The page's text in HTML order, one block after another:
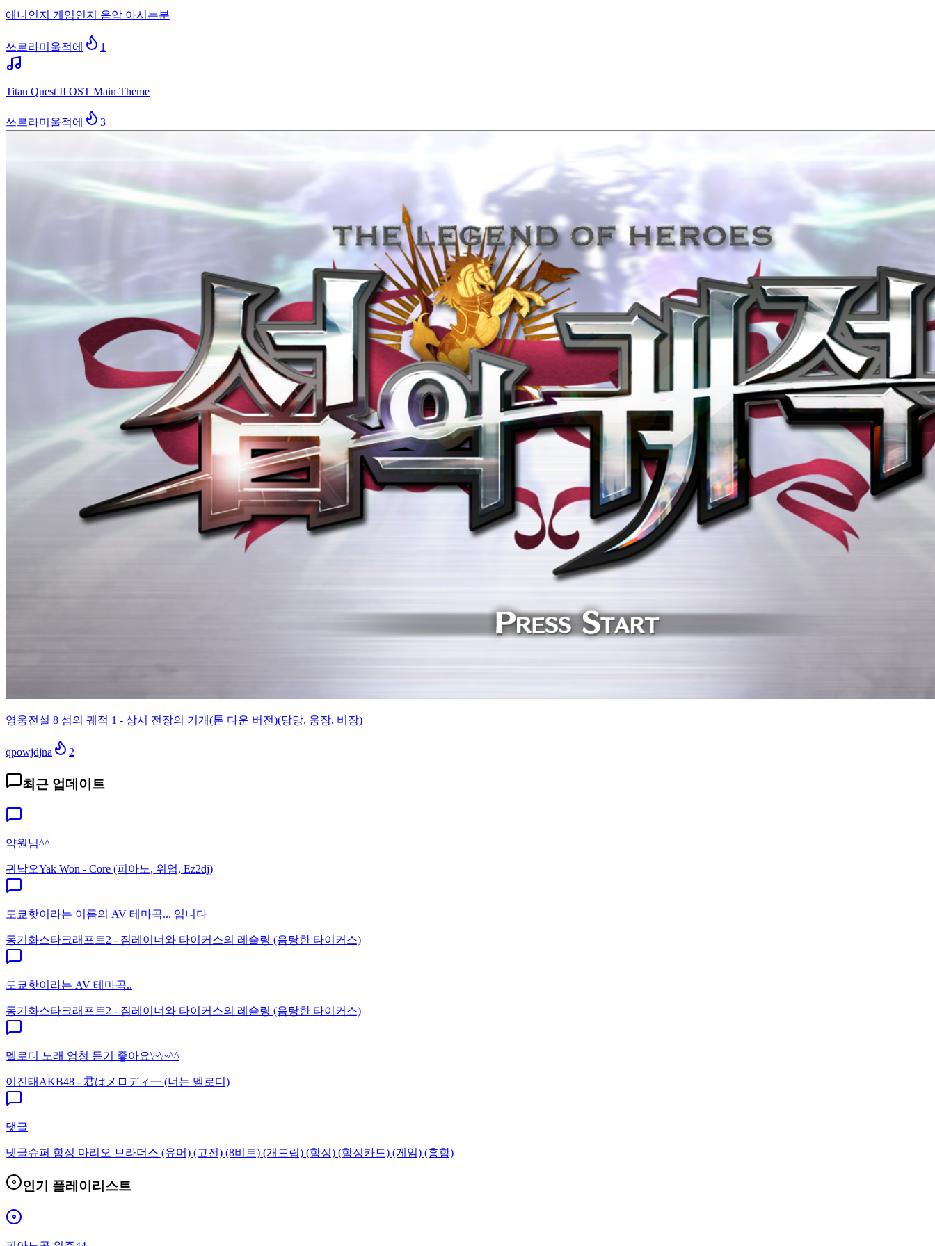
애니인지 게임인지 음악 아시는분
쓰르라미울적에 1
Titan Quest II OST Main Theme
쓰르라미울적에 3
영웅전설 8 섬의 궤적 1 - 상시 전장의 기개(톤 다운 버전)(당당, 웅장, 비장)
qpowjdjna 2
최근 업데이트
약원님^^
귀남오Yak Won - Core (피아노, 위엄, Ez2dj)
도쿄핫이라는 이름의 AV 테마곡... 입니다
동기화스타크래프트2 - 짐레이너와 타이커스의 레슬링 (음탕한 타이커스)
도쿄핫이라는 AV 테마곡..
동기화스타크래프트2 - 짐레이너와 타이커스의 레슬링 (음탕한 타이커스)
멜로디 노래 엄청 듣기 좋아요\~\~^^
이진태 AKB48 - 君はメロディ一 (너는 멜로디)
댓글
댓글슈퍼 함정 마리오 브라더스 (유머) (고전) (8비트) (개드립) (함정) (함정카드) (게임) (흥함)
인기 플레이리스트